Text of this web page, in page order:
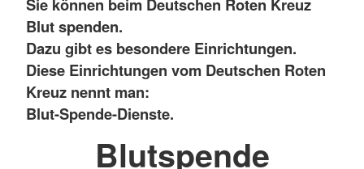
Sie können beim Deutschen Roten Kreuz
Blut spenden.
Dazu gibt es besondere Einrichtungen.
Diese Einrichtungen vom Deutschen Roten
Kreuz nennt man:
Blut-Spende-Dienste.
Blutspende